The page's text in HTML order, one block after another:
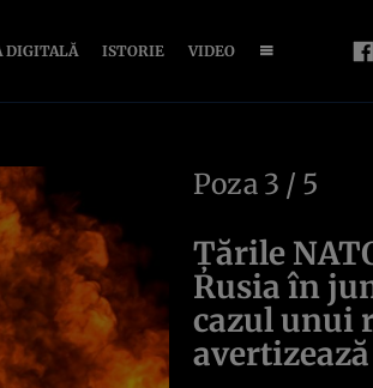
DIGITALĂ ISTORIE VIDEO
Poza 3 / 5
Țările
Rusia în
cazul unui